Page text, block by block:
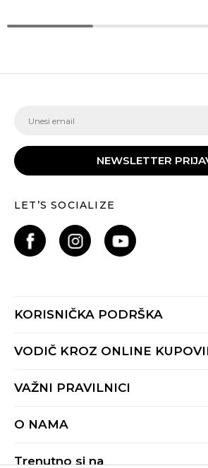
NEWSLETTER
LET’S SOCIALIZE
KORISNIČKA PODRŠKA
Provjeri status porudžbine
Radno vrijeme 9-16h
VODIČ KROZ ONLINE
Načini isporuke
Reklamacije
VAŽNI PRAVILNICI
Pravila Sport&Bonus programa
O NAMA
Trenutno si na